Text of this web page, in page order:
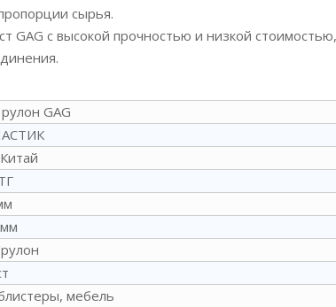
сырья.
GAG с высокой прочностью и низкой
GAG
мебель